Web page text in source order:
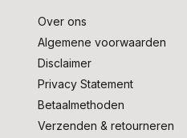
Over ons
Algemene voorwaarden
Disclaimer
Privacy Statement
Betaalmethoden
Verzenden & retourneren